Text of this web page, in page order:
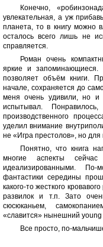
Конечно,
увлекательная, а уж
планета, то в книгу можно
осталось всего лишь не
справляется.
Роман очень
яркие и запоминающиеся.
позволяет объём книги.
начале, сохраняется до
меня очень удивили, но и
испытывал.
производственного
уделил внимание
не «Игра престолов», но
Понятно, что книга
многие аспекты
идеализированными.
фантастики середины
какого-то жесткого
развилок и т.п. Зато
сюсюканьем,
«славится» нынешний young
Все просто, по-